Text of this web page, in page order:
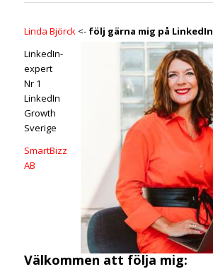
Linda Björck<- följ gärna mig på LinkedIn
LinkedIn-
expert
Nr 1
LinkedIn
Growth
Sverige
SmartBizz
AB
Välkommen att följa mig: